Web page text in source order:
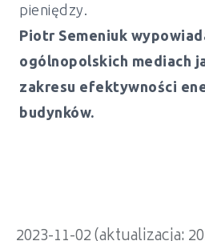
pieniędzy.
Piotr Semeniuk
ogólnopolskich mediach
zakresu efektywności
budynków.
Świadectwo